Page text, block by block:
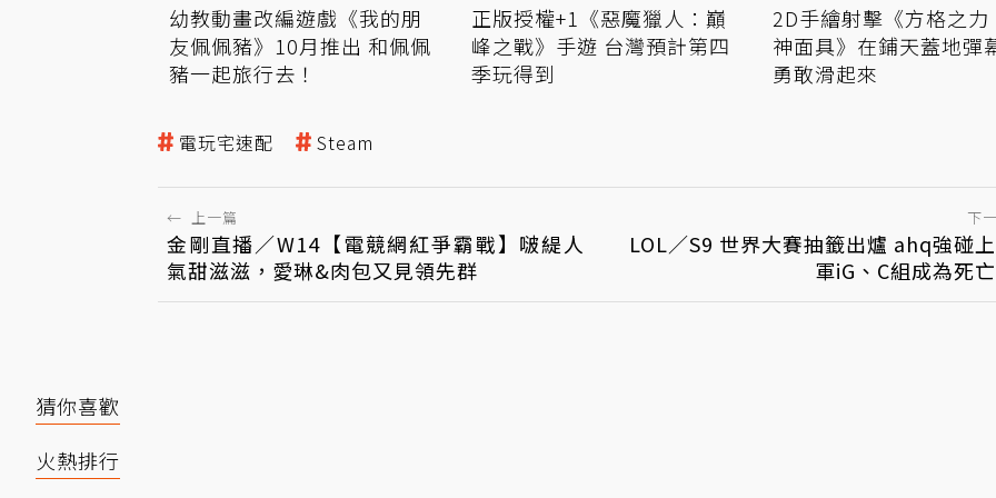
幼教動畫改編遊戲《我的朋
友佩佩豬》10月推出 和佩佩
豬一起旅行去！
正版授權+1《惡魔獵人：巔
峰之戰》手遊 台灣預計第四
季玩得到
2D手繪射擊《方格之力
神面具》在鋪天蓋地彈
勇敢滑起來
電玩宅速配 Steam
← 上一篇
金剛直播／W14【電競網紅爭霸戰】啵緹人
氣甜滋滋，愛琳&肉包又見領先群
下
LOL／S9 世界大賽抽籤出爐 ahq強碰
軍iG、C組成為死
猜你喜歡
火熱排行